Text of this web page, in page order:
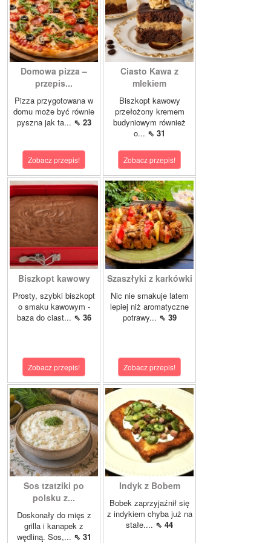
Domowa pizza –
przepis...
Pizza przygotowana w
domu może być równie
pyszna jak ta... ⇖ 23
Zobacz przepis!
Ciasto Kawa z
mlekiem
Biszkopt kawowy
przełożony kremem
budyniowym również
o... ⇖ 31
Zobacz przepis!
Biszkopt kawowy
Prosty, szybki biszkopt
o smaku kawowym -
baza do ciast... ⇖ 36
Zobacz przepis!
Szaszłyki z karkówki
Nic nie smakuje latem
lepiej niż aromatyczne
potrawy... ⇖ 39
Zobacz przepis!
Sos tzatziki po
polsku z...
Doskonały do mięs z
grilla i kanapek z
wędliną. Sos,... ⇖ 31
Indyk z Bobem
Bobek zaprzyjaźnił się
z indykiem chyba już na
stałe.... ⇖ 44